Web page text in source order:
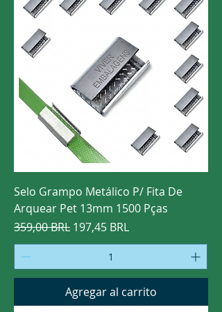
Selo Grampo Metálico P/ Fita De
Arquear Pet 13mm 1500 Pças
Precio
359,00 BRL Precio de oferta
197,45 BRL
Agregar al carrito